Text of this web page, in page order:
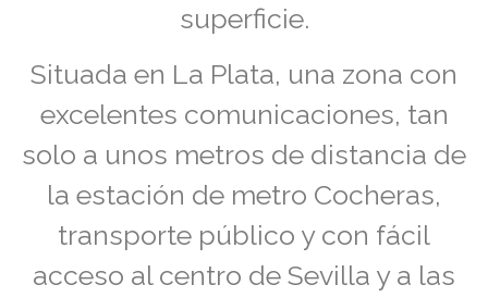
superficie.
Situada en La Plata, una zona con
excelentes comunicaciones, tan
solo a unos metros de distancia de
la estación de metro Cocheras,
transporte público y con fácil
acceso al centro de Sevilla y a las